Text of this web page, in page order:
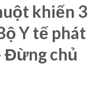
khiến 3
Y tế phát
Đừng chủ